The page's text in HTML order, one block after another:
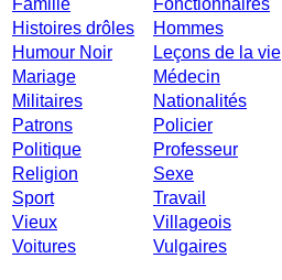
Famille
Fonctionnaires
Histoires drôles
Hommes
Humour Noir
Leçons de la vie
Mariage
Médecin
Militaires
Nationalités
Patrons
Policier
Politique
Professeur
Religion
Sexe
Sport
Travail
Vieux
Villageois
Voitures
Vulgaires